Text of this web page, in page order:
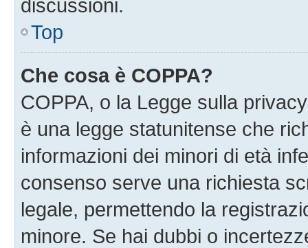
discussioni.
Top
Che cosa è COPPA?
COPPA, o la Legge sulla
è una legge statunitense che
informazioni dei minori di età
consenso serve una richiesta
legale, permettendo la
minore. Se hai dubbi o